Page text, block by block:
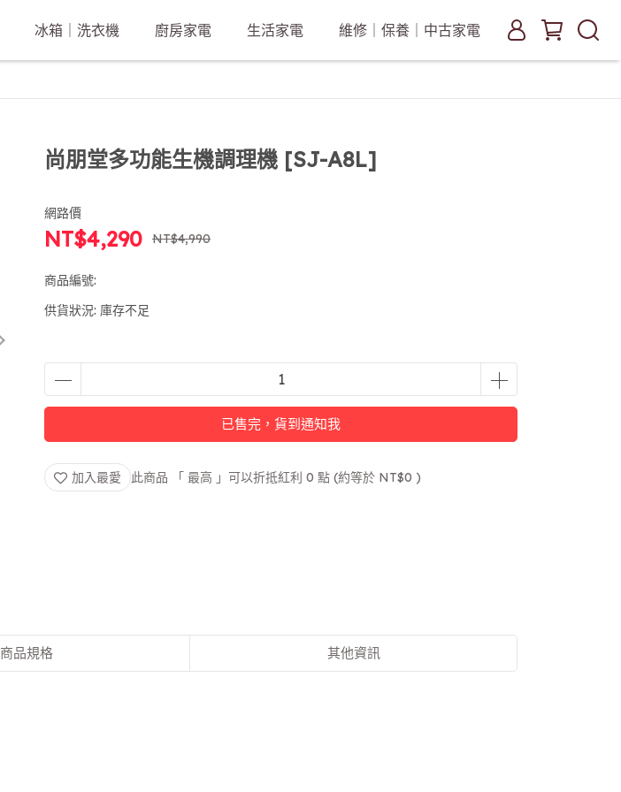
冰箱｜洗衣機 廚房家電 生活家電 維修｜保養｜中古家電
尚朋堂多功能生機調理機 [SJ-A8L]
網路價
NT$4,290 NT$4,990
商品編號:
供貨狀況: 庫存不足
已售完，貨到通知我
加入最愛 此商品 「 最高 」可以折抵紅利 0 點 (約等於 NT$0 )
商品規格 其他資訊